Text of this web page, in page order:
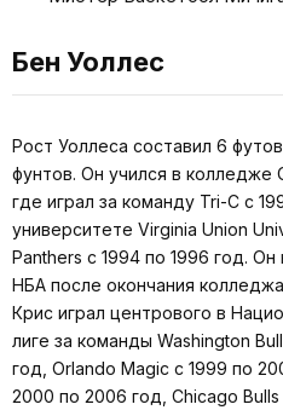
Бен Уоллес
Рост Уоллеса составил 6
фунтов. Он учился в колледже
где играл за команду Tri-C с
университете Virginia Union
Panthers с 1994 по 1996 год.
НБА после окончания
Крис играл центрового в
лиге за команды Washington
год, Orlando Magic с 1999 по
2000 по 2006 год, Chicago